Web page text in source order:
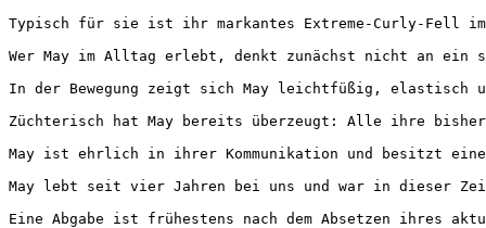
Typisch für sie ist ihr markantes Extreme-Curly-Fell
Wer May im Alltag erlebt, denkt zunächst nicht an ein
In der Bewegung zeigt sich May leichtfüßig, elastisch
Züchterisch hat May bereits überzeugt: Alle ihre
May ist ehrlich in ihrer Kommunikation und besitzt
May lebt seit vier Jahren bei uns und war in dieser
Eine Abgabe ist frühestens nach dem Absetzen ihres